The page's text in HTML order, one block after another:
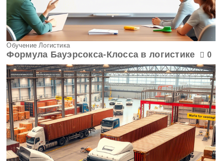
Обучение Логистика
Формула Бауэрсокса-Клосса в логистике 0